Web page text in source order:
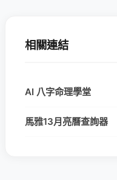
相關連結
AI 八字命理學堂
馬雅13月亮曆查詢器